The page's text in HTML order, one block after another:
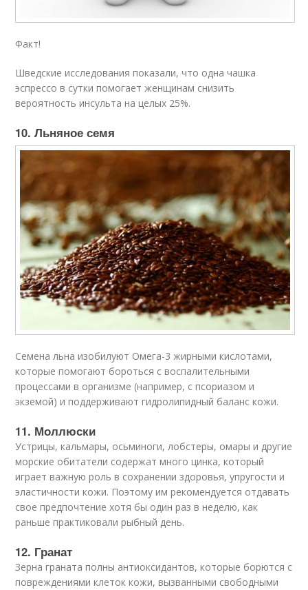
Факт!
Шведские исследования показали, что одна чашка
эспрессо в сутки помогает женщинам снизить
вероятность инсульта на целых 25%.
10. Льняное семя
Семена льна изобилуют Омега-3 жирными кислотами,
которые помогают бороться с воспалительными
процессами в организме (например, с псориазом и
экземой) и поддерживают гидролипидный баланс кожи.
11. Моллюски
Устрицы, кальмары, осьминоги, лобстеры, омары и другие
морские обитатели содержат много цинка, который
играет важную роль в сохранении здоровья, упругости и
эластичности кожи. Поэтому им рекомендуется отдавать
свое предпочтение хотя бы один раз в неделю, как
раньше практиковали рыбный день.
12. Гранат
Зерна граната полны антиоксидантов, которые борются с
повреждениями клеток кожи, вызванными свободными